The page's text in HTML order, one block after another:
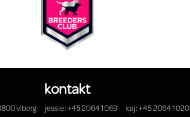
kontakt
viborg jessie: +45 2064 1069 kaj: +45 2064 1020